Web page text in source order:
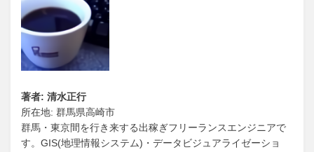
著者: 清水正行
所在地: 群馬県高崎市
群馬・東京間を行き来する出稼ぎフリーランスエンジニアで
す。GIS(地理情報システム)・データビジュアライゼーショ